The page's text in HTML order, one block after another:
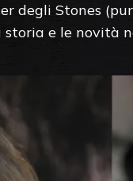
degli Stones
storia e le novità